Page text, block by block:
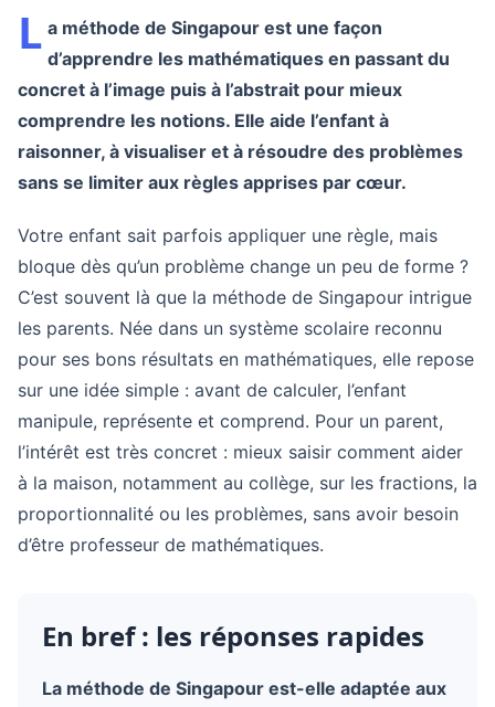
L a méthode de Singapour est une façon
d’apprendre les mathématiques en passant du
concret à l’image puis à l’abstrait pour mieux
comprendre les notions. Elle aide l’enfant à
raisonner, à visualiser et à résoudre des problèmes
sans se limiter aux règles apprises par cœur.
Votre enfant sait parfois appliquer une règle, mais
bloque dès qu’un problème change un peu de forme ?
C’est souvent là que la méthode de Singapour intrigue
les parents. Née dans un système scolaire reconnu
pour ses bons résultats en mathématiques, elle repose
sur une idée simple : avant de calculer, l’enfant
manipule, représente et comprend. Pour un parent,
l’intérêt est très concret : mieux saisir comment aider
à la maison, notamment au collège, sur les fractions, la
proportionnalité ou les problèmes, sans avoir besoin
d’être professeur de mathématiques.
En bref : les réponses rapides
La méthode de Singapour est-elle adaptée aux